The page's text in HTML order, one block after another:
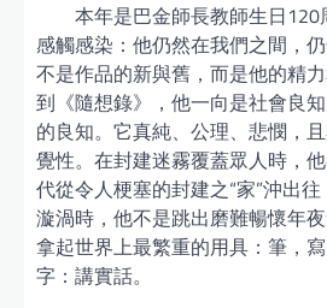
本年是巴金師長教師生日
感觸感染：他仍然在我們之間，
不是作品的新與舊，而是他的精
到《隨想錄》，他一向是社會良
的良知。它真純、公理、悲憫，
覺性。在封建迷霧覆蓋眾人時，
代從令人梗塞的封建之“家”沖出
漩渦時，他不是跳出磨難暢懷年夜
拿起世界上最繁重的用具：筆，
字：講實話。